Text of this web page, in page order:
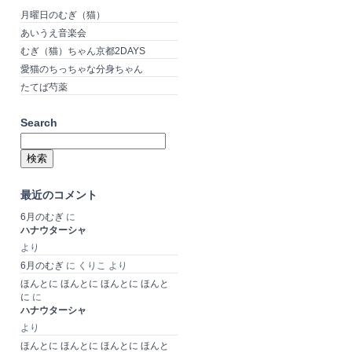
月曜日のむぎ（猫）
あいうえ音楽会
むぎ（猫）ちゃん京都2DAYS
愛猫のちっちゃな分身ちゃん
たてば芍薬
Search
索:
最近のコメント
6月のむぎ に
ハナウターシャ
より
6月のむぎ に くりこ より
ほんとに ほんとに ほんとに ほんと
に に
ハナウターシャ
より
ほんとに ほんとに ほんとに ほんと